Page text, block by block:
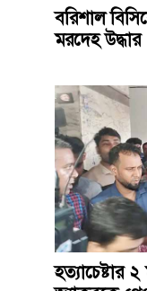
বরিশাল
মরদেহ উদ্ধার
হত্যাচেষ্টার